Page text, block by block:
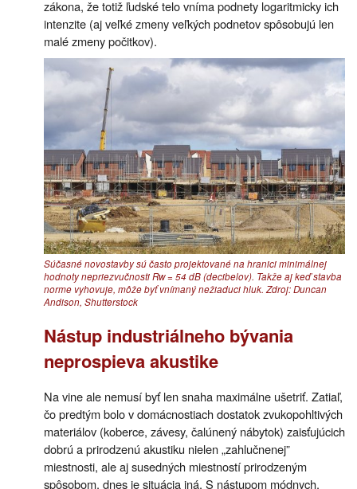
zákona, že totiž ľudské telo vníma podnety logaritmicky ich
intenzite (aj veľké zmeny veľkých podnetov spôsobujú len
malé zmeny počitkov).
Súčasné novostavby sú často projektované na hranici minimálnej
hodnoty nepriezvučnosti Rw = 54 dB (decibelov). Takže aj keď stavba
norme vyhovuje, môže byť vnímaný nežiaduci hluk. Zdroj: Duncan
Andison, Shutterstock
Nástup industriálneho bývania
neprospieva akustike
Na vine ale nemusí byť len snaha maximálne ušetriť. Zatiaľ,
čo predtým bolo v domácnostiach dostatok zvukopohltivých
materiálov (koberce, závesy, čalúnený nábytok) zaisťujúcich
dobrú a prirodzenú akustiku nielen „zahlučnenej”
miestnosti, ale aj susedných miestností prirodzeným
spôsobom, dnes je situácia iná. S nástupom módnych,